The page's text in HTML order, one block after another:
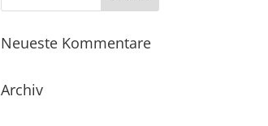
Neueste Kommentare
Archiv